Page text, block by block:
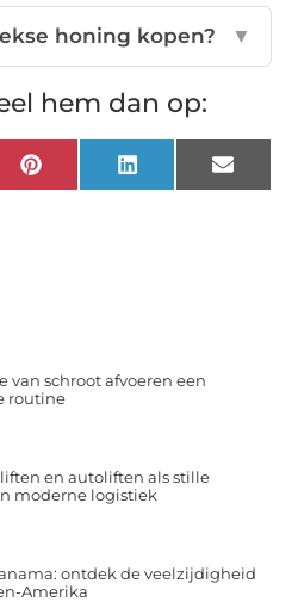
honing kopen? ▼
hem dan op:
PinterestLinkedInEmail
van schroot afvoeren een
routine
en autoliften als stille
moderne logistiek
ontdek de veelzijdigheid
Amerika